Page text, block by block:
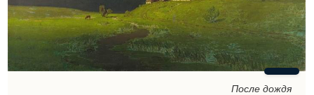
После дождя